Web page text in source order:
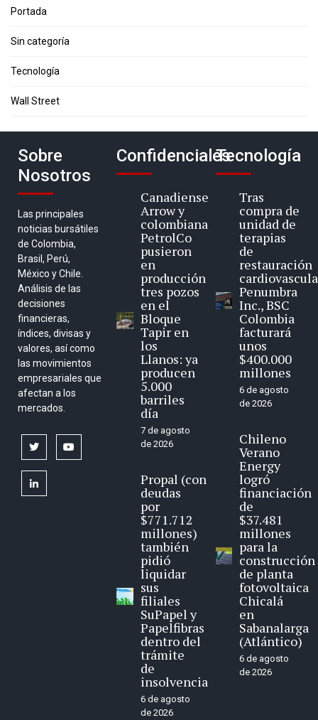
Portada
Sin categoría
Tecnología
Wall Street
Sobre
Nosotros
Las principales
noticias bursátiles
de Colombia,
Brasil, Perú,
México y Chile.
Análisis de las
decisiones
financieras,
índices, divisas y
valores, así como
las movimientos
empresariales que
afectan a los
mercados.
twitter
linkedin
Confidenciales
Canadiense
Arrow y
colombiana
PetrolCo
pusieron
en
producción
tres pozos
en el
Bloque
Tapir en
los
Llanos: ya
producen
5.000
barriles
día
7 de agosto
de 2026
Propal (con
deudas
por
$771.712
millones)
también
pidió
liquidar
sus
filiales
SuPapel y
Papelfibras
dentro del
trámite
de
insolvencia
6 de agosto
de 2026
Tecnología
Tras
compra de
unidad de
terapias
de
restauración
Penumbra
Inc., BSC
Colombia
facturará
unos
$400.000
millones
6 de agosto
de 2026
Chileno
Verano
Energy
logró
financiación
de
$37.481
millones
para la
construcción
de planta
fotovoltaica
Chicalá
en
Sabanalarga
(Atlántico)
6 de agosto
de 2026